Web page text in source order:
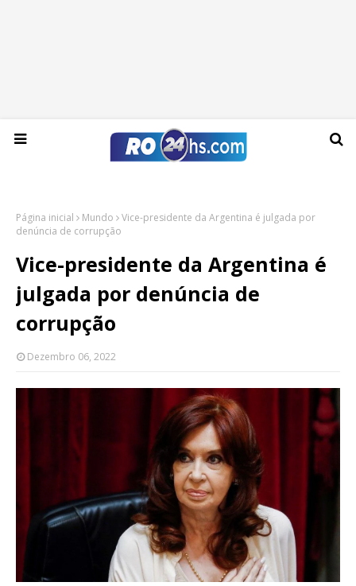
Sexta-feira, 07 de agosto de 2026
Página inicial Mundo
Vice-presidente da Argentina é julgada por
denúncia de corrupção
Vice-presidente da Argentina é
julgada por denúncia de
corrupção
Dezembro 06, 2022